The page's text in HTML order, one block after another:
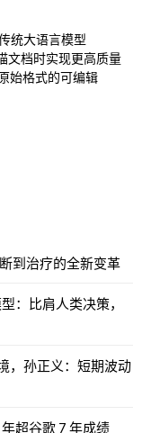
统大语言模型
文档时实现更高质量
始格式的可编辑
到治疗的全新变革
：比肩人类决策，
，孙正义：短期波动
超谷歌 7 年成绩